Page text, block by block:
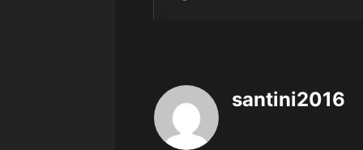
santini2016